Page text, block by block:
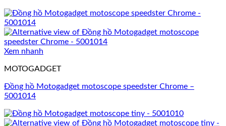
Xem nhanh
MOTOGADGET
Đồng hồ Motogadget motoscope speedster Chrome –
5001014